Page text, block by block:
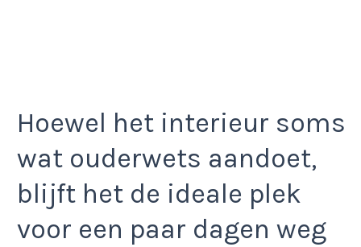
Hoewel het interieur soms
wat ouderwets aandoet,
blijft het de ideale plek
voor een paar dagen weg